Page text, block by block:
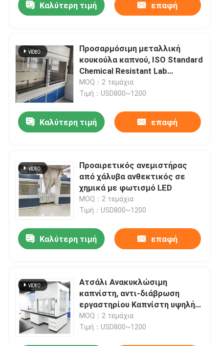
Καλύτερη τιμή επαφή
Προσαρμόσιμη μεταλλική
κουκούλα καπνού, ISO Standard
Chemical Resistant Lab
κουκούλα καπνού
MOQ：2 τεμάχια
Τιμή：USD800~1200
Καλύτερη τιμή επαφή
Προαιρετικός ανεμιστήρας
από χάλυβα ανθεκτικός σε
χημικά με φωτισμό LED
MOQ：2 τεμάχια
Τιμή：USD800~1200
Καλύτερη τιμή επαφή
Ατσάλι Ανακυκλώσιμη
καπνίστη, αντι-διάβρωση
εργαστηρίου Καπνίστη υψηλής
απόδοσης
MOQ：2 τεμάχια
Τιμή：USD800~1200